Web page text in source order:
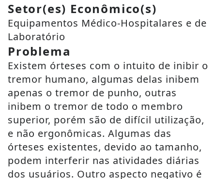
Setor(es) Econômico(s)
Equipamentos Médico-Hospitalares e de
Laboratório
Problema
Existem órteses com o intuito de inibir o
tremor humano, algumas delas inibem
apenas o tremor de punho, outras
inibem o tremor de todo o membro
superior, porém são de difícil utilização,
e não ergonômicas. Algumas das
órteses existentes, devido ao tamanho,
podem interferir nas atividades diárias
dos usuários. Outro aspecto negativo é